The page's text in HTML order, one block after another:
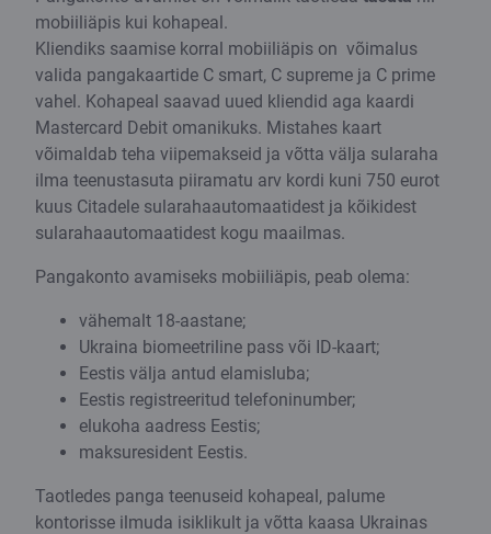
mobiiliäpis kui kohapeal.
Kliendiks saamise korral mobiiliäpis on võimalus
valida pangakaartide C smart, C supreme ja C prime
vahel. Kohapeal saavad uued kliendid aga kaardi
Mastercard Debit omanikuks. Mistahes kaart
võimaldab teha viipemakseid ja võtta välja sularaha
ilma teenustasuta piiramatu arv kordi kuni 750 eurot
kuus Citadele sularahaautomaatidest ja kõikidest
sularahaautomaatidest kogu maailmas.
Pangakonto avamiseks mobiiliäpis, peab olema:
vähemalt 18-aastane;
Ukraina biomeetriline pass või ID-kaart;
Eestis välja antud elamisluba;
Eestis registreeritud telefoninumber;
elukoha aadress Eestis;
maksuresident Eestis.
Taotledes panga teenuseid kohapeal, palume
kontorisse ilmuda isiklikult ja võtta kaasa Ukrainas